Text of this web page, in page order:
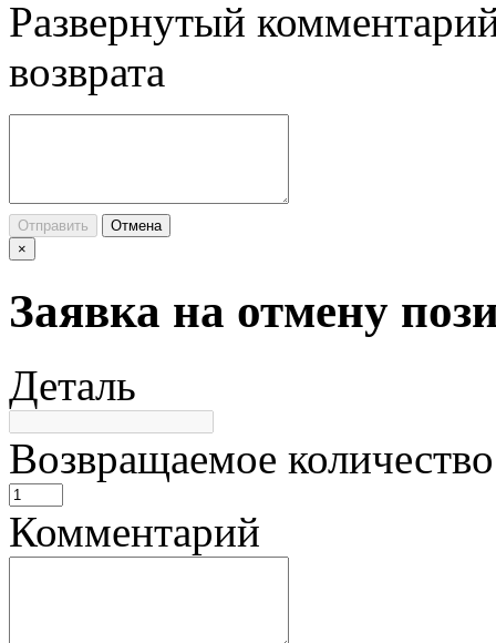
Развернутый
возврата
Отправить
Отмена
×
Заявка на отмену
Деталь
Возвращаемое количество
Комментарий